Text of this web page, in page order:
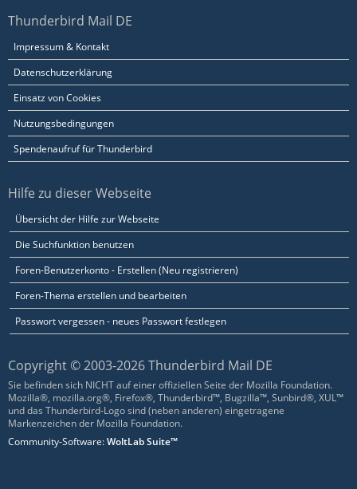
Thunderbird Mail DE
Impressum & Kontakt
Datenschutzerklärung
Einsatz von Cookies
Nutzungsbedingungen
Spendenaufruf für Thunderbird
Hilfe zu dieser Webseite
Übersicht der Hilfe zur Webseite
Die Suchfunktion benutzen
Foren-Benutzerkonto - Erstellen (Neu registrieren)
Foren-Thema erstellen und bearbeiten
Passwort vergessen - neues Passwort festlegen
Copyright © 2003-2026 Thunderbird Mail DE
Sie befinden sich NICHT auf einer offiziellen Seite der Mozilla Foundation.
Mozilla®, mozilla.org®, Firefox®, Thunderbird™, Bugzilla™, Sunbird®, XUL™
und das Thunderbird-Logo sind (neben anderen) eingetragene
Markenzeichen der Mozilla Foundation.
Community-Software:WoltLab Suite™